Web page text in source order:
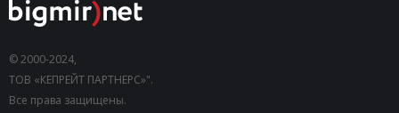
© 2000-2024,
ТОВ «КЕПРЕЙТ ПАРТНЕРС»".
Все права защищены.